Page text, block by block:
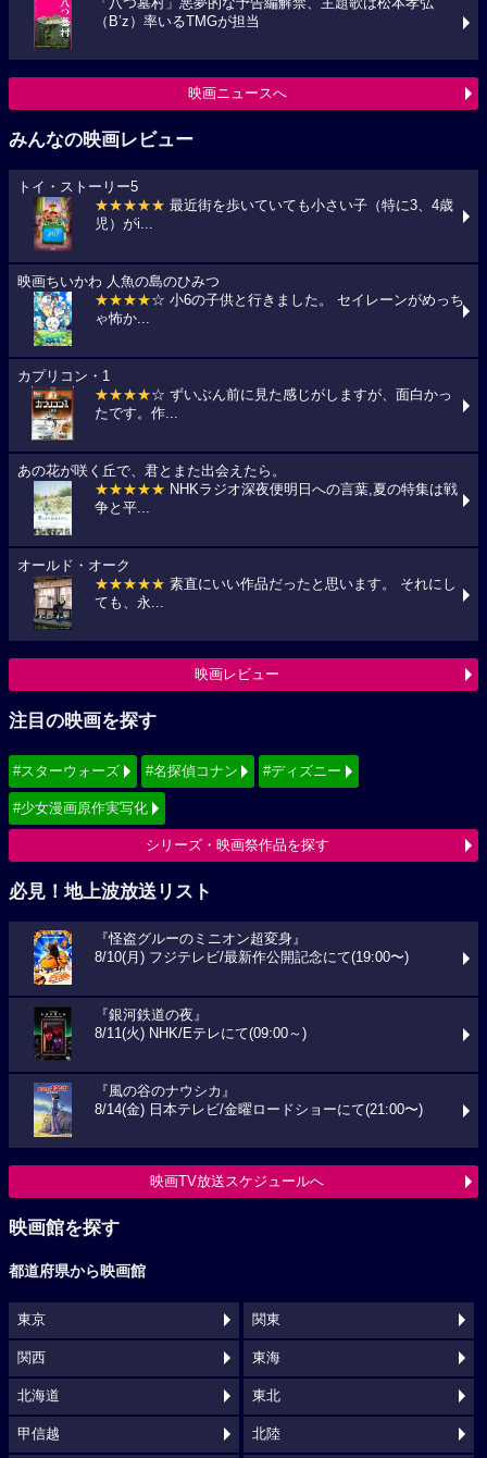
「八つ墓村」悪夢的な予告編解禁、主題歌は松本孝弘
（B’z）率いるTMGが担当
映画ニュースへ
みんなの映画レビュー
トイ・ストーリー5
★★★★★ 最近街を歩いていても小さい子（特に3、4歳
児）がi...
映画ちいかわ 人魚の島のひみつ
★★★★☆ 小6の子供と行きました。 セイレーンがめっち
ゃ怖か...
カプリコン・1
★★★★☆ ずいぶん前に見た感じがしますが、面白かっ
たです。作...
あの花が咲く丘で、君とまた出会えたら。
★★★★★ NHKラジオ深夜便明日への言葉,夏の特集は戦
争と平...
オールド・オーク
★★★★★ 素直にいい作品だったと思います。 それにし
ても、永...
映画レビュー
注目の映画を探す
#スターウォーズ #名探偵コナン #ディズニー
#少女漫画原作実写化
シリーズ・映画祭作品を探す
必見！地上波放送リスト
『怪盗グルーのミニオン超変身』
8/10(月) フジテレビ/最新作公開記念にて(19:00〜)
『銀河鉄道の夜』
8/11(火) NHK/Eテレにて(09:00～)
『風の谷のナウシカ』
8/14(金) 日本テレビ/金曜ロードショーにて(21:00〜)
映画TV放送スケジュールへ
映画館を探す
都道府県から映画館
東京 関東
関西 東海
北海道 東北
甲信越 北陸